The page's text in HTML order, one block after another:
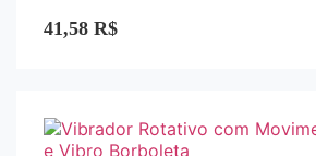
0
de
41,58 R$